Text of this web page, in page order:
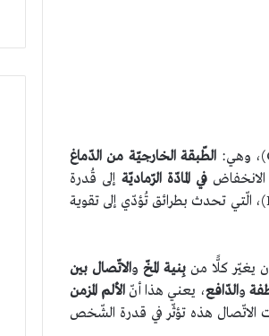
الطّبقة الخارجيّة من الدّماغ
في المادّة الرّماديّة إلى قُدرة
(Neuroplasticity)، الّتي تحدث بطرائق تُؤدّي إلى تقوية
يغيّر كلًّا منبِنية المخّ والاتّصال بين
والدّافع، يعني هذا أنّ الألم المزمن
الاتّصال هذه تؤثّر في قدرة الشّخص